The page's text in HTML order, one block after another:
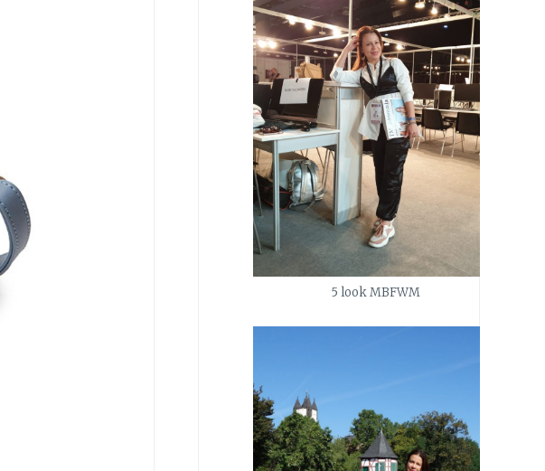
5 look MBFWM